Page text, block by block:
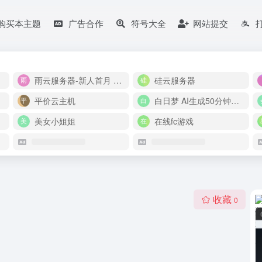
买本主题 广告合作 符号大全 网站提交
雨云服务器-新人首月 5 折
硅云服务器
平价云主机
白日梦 AI生成50分钟视频
美女小姐姐
在线fc游戏
收藏 0